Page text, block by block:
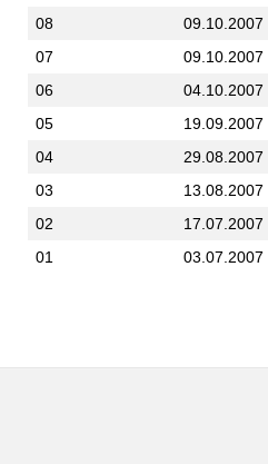
08
09.10.2007
07
09.10.2007
06
04.10.2007
05
19.09.2007
04
29.08.2007
03
13.08.2007
02
17.07.2007
01
03.07.2007